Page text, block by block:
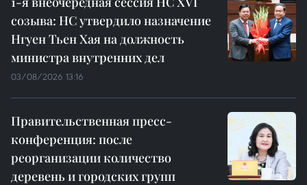
созыва: НС утвердило назначение
Нгуен Тьен Хая на должность
министра внутренних дел
03/08/2026 13:16
Правительственная пресс-
конференция: после
реорганизации количество
деревень и городских групп